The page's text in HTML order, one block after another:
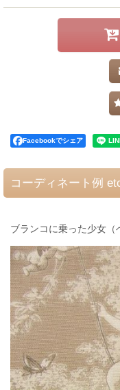
Facebookでシェア
コーディネート例
ブランコに乗った少女（